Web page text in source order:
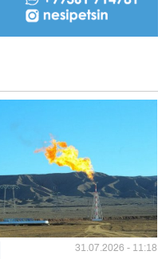
31.07.2026 - 11:18